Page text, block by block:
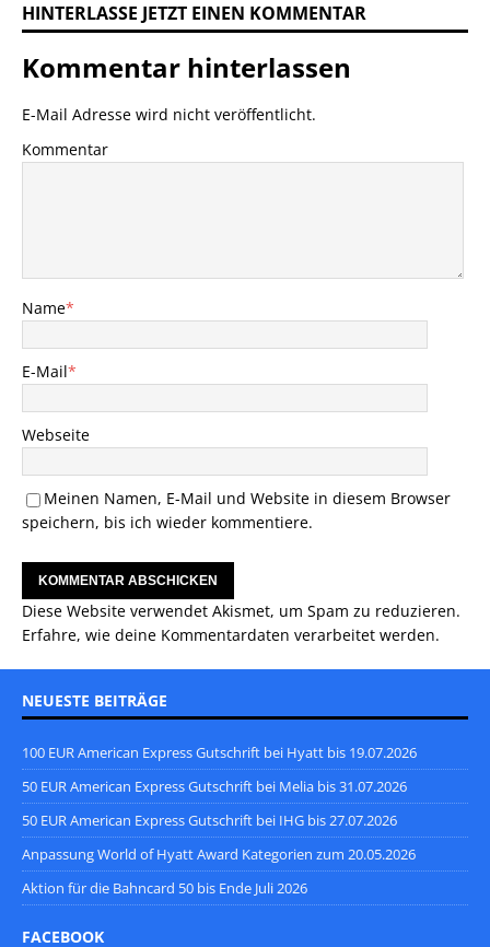
HINTERLASSE JETZT EINEN KOMMENTAR
Kommentar hinterlassen
E-Mail Adresse wird nicht veröffentlicht.
Kommentar
Name*
E-Mail*
Webseite
Meinen Namen, E-Mail und Website in diesem Browser
speichern, bis ich wieder kommentiere.
Diese Website verwendet Akismet, um Spam zu reduzieren.
Erfahre, wie deine Kommentardaten verarbeitet werden.
NEUESTE BEITRÄGE
100 EUR American Express Gutschrift bei Hyatt bis 19.07.2026
50 EUR American Express Gutschrift bei Melia bis 31.07.2026
50 EUR American Express Gutschrift bei IHG bis 27.07.2026
Anpassung World of Hyatt Award Kategorien zum 20.05.2026
Aktion für die Bahncard 50 bis Ende Juli 2026
FACEBOOK